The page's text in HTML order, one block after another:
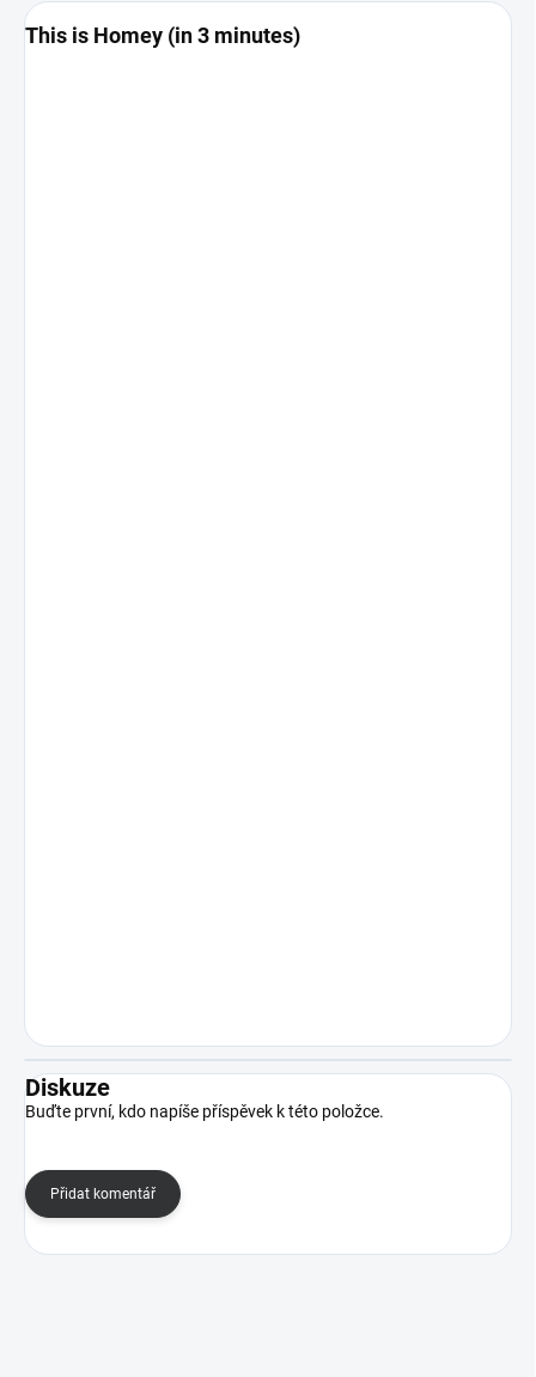
This is Homey (in 3 minutes)
Diskuze
Buďte první, kdo napíše příspěvek k této položce.
Přidat komentář